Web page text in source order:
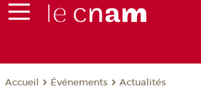
Accueil Événements Actualités